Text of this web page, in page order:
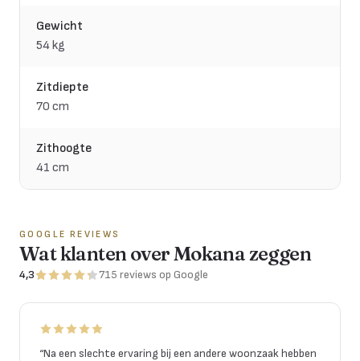
Gewicht
54 kg
Zitdiepte
70 cm
Zithoogte
41 cm
GOOGLE REVIEWS
Wat klanten over Mokana zeggen
4,3 715 reviews op Google
“Na een slechte ervaring bij een andere woonzaak hebben